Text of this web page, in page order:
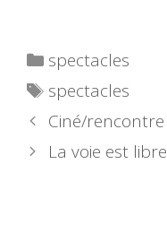
Catégories
spectacles
Étiquettes
spectacles
Ciné/rencontre
La voie est libre